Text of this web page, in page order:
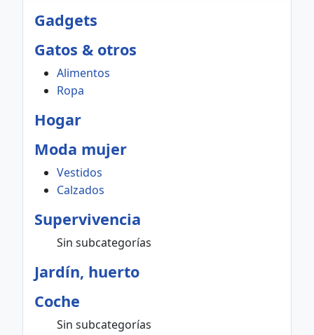
Gadgets
Gatos & otros
Alimentos
Ropa
Hogar
Moda mujer
Vestidos
Calzados
Supervivencia
Sin subcategorías
Jardín, huerto
Coche
Sin subcategorías